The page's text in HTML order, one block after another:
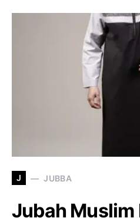
J JUBBA
Jubah Muslim